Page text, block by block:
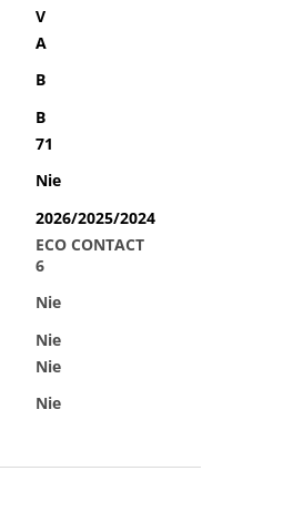
V
A
B
B
71
Nie
2026/2025/2024
ECO CONTACT
6
Nie
Nie
Nie
Nie